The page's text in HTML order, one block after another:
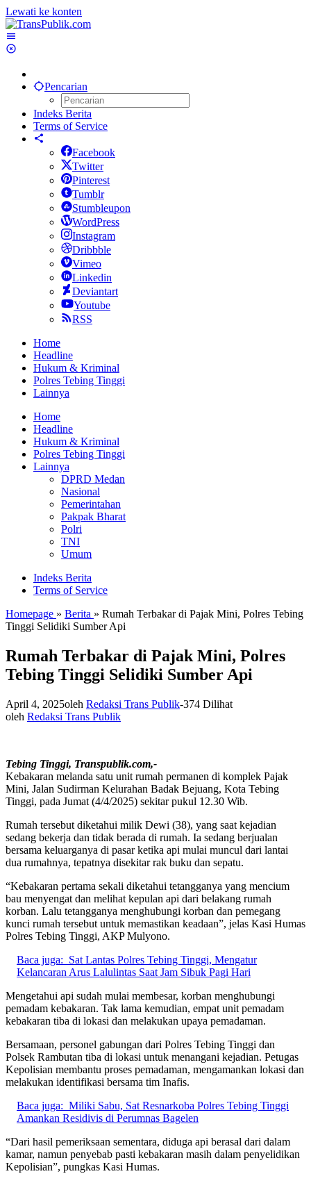
Lewati ke konten
Pencarian
Indeks Berita
Terms of Service
Facebook
Twitter
Pinterest
Tumblr
Stumbleupon
WordPress
Instagram
Dribbble
Vimeo
Linkedin
Deviantart
Youtube
RSS
Home
Headline
Hukum & Kriminal
Polres Tebing Tinggi
Lainnya
Home
Headline
Hukum & Kriminal
Polres Tebing Tinggi
Lainnya
DPRD Medan
Nasional
Pemerintahan
Pakpak Bharat
Polri
TNI
Umum
Indeks Berita
Terms of Service
Homepage » Berita » Rumah Terbakar di Pajak Mini, Polres Tebing
Tinggi Selidiki Sumber Api
Rumah Terbakar di Pajak Mini, Polres
Tebing Tinggi Selidiki Sumber Api
April 4, 2025oleh Redaksi Trans Publik-374 Dilihat
oleh Redaksi Trans Publik
Tebing Tinggi, Transpublik.com,-
Kebakaran melanda satu unit rumah permanen di komplek Pajak
Mini, Jalan Sudirman Kelurahan Badak Bejuang, Kota Tebing
Tinggi, pada Jumat (4/4/2025) sekitar pukul 12.30 Wib.
Rumah tersebut diketahui milik Dewi (38), yang saat kejadian
sedang bekerja dan tidak berada di rumah. Ia sedang berjualan
bersama keluarganya di pasar ketika api mulai muncul dari lantai
dua rumahnya, tepatnya disekitar rak buku dan sepatu.
“Kebakaran pertama sekali diketahui tetangganya yang mencium
bau menyengat dan melihat kepulan api dari belakang rumah
korban. Lalu tetangganya menghubungi korban dan pemegang
kunci rumah tersebut untuk memastikan keadaan”, jelas Kasi Humas
Polres Tebing Tinggi, AKP Mulyono.
Baca juga: Sat Lantas Polres Tebing Tinggi, Mengatur
Kelancaran Arus Lalulintas Saat Jam Sibuk Pagi Hari
Mengetahui api sudah mulai membesar, korban menghubungi
pemadam kebakaran. Tak lama kemudian, empat unit pemadam
kebakaran tiba di lokasi dan melakukan upaya pemadaman.
Bersamaan, personel gabungan dari Polres Tebing Tinggi dan
Polsek Rambutan tiba di lokasi untuk menangani kejadian. Petugas
Kepolisian membantu proses pemadaman, mengamankan lokasi dan
melakukan identifikasi bersama tim Inafis.
Baca juga: ​Miliki Sabu, Sat Resnarkoba Polres Tebing Tinggi
Amankan Residivis di Perumnas Bagelen
“Dari hasil pemeriksaan sementara, diduga api berasal dari dalam
kamar, namun penyebab pasti kebakaran masih dalam penyelidikan
Kepolisian”, pungkas Kasi Humas.